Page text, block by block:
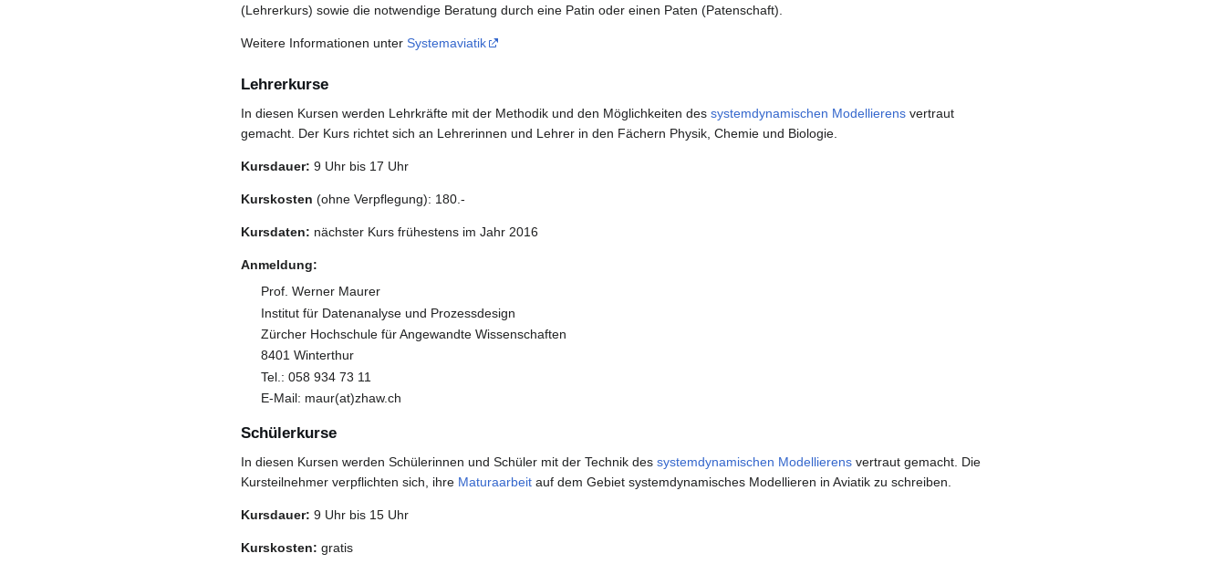
(Lehrerkurs) sowie die notwendige Beratung durch eine Patin oder einen Paten (Patenschaft).
Weitere Informationen unter Systemaviatik
Lehrerkurse
In diesen Kursen werden Lehrkräfte mit der Methodik und den Möglichkeiten des systemdynamischen Modellierens vertraut
gemacht. Der Kurs richtet sich an Lehrerinnen und Lehrer in den Fächern Physik, Chemie und Biologie.
Kursdauer: 9 Uhr bis 17 Uhr
Kurskosten (ohne Verpflegung): 180.-
Kursdaten: nächster Kurs frühestens im Jahr 2016
Anmeldung:
Prof. Werner Maurer
Institut für Datenanalyse und Prozessdesign
Zürcher Hochschule für Angewandte Wissenschaften
8401 Winterthur
Tel.: 058 934 73 11
E-Mail: maur(at)zhaw.ch
Schülerkurse
In diesen Kursen werden Schülerinnen und Schüler mit der Technik des systemdynamischen Modellierens vertraut gemacht. Die
Kursteilnehmer verpflichten sich, ihre Maturaarbeit auf dem Gebiet systemdynamisches Modellieren in Aviatik zu schreiben.
Kursdauer: 9 Uhr bis 15 Uhr
Kurskosten: gratis